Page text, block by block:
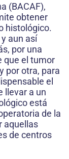
(BACAF),
obtener
histológico.
aun así
por una
que el tumor
por otra, para
el
llevar a un
está
de la
aquellas
de centros